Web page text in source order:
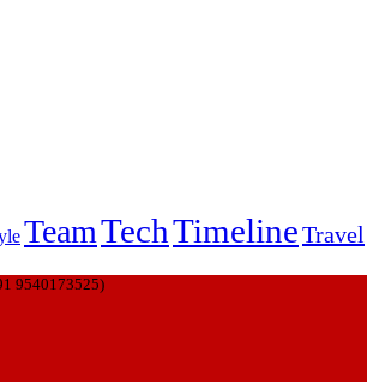
TeamTechTimelineTravel
9540173525)